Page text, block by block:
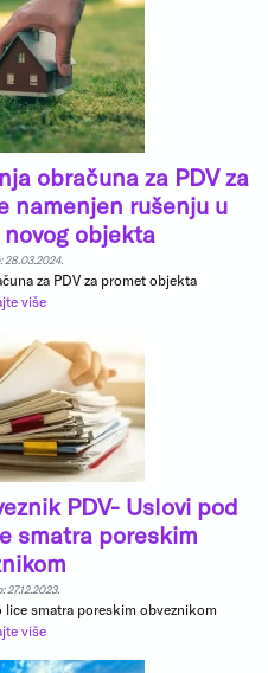
obračuna za PDV za
namenjen rušenju u
objekta
za PDV za promet objekta
više
PDV- Uslovi pod
smatra poreskim
smatra poreskim obveznikom
više